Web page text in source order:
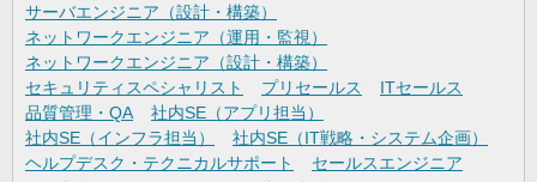
サーバエンジニア（設計・構築）
ネットワークエンジニア（運用・監視）
ネットワークエンジニア（設計・構築）
セキュリティスペシャリスト
プリセールス
ITセールス
品質管理・QA
社内SE（アプリ担当）
社内SE（インフラ担当）
社内SE（IT戦略・システム企画）
ヘルプデスク・テクニカルサポート
セールスエンジニア